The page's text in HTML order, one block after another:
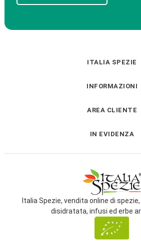
ITALIA SPEZIE
INFORMAZIONI
AREA CLIENTE
IN EVIDENZA
Italia Spezie, vendita online di
disidratata, infusi ed erbe